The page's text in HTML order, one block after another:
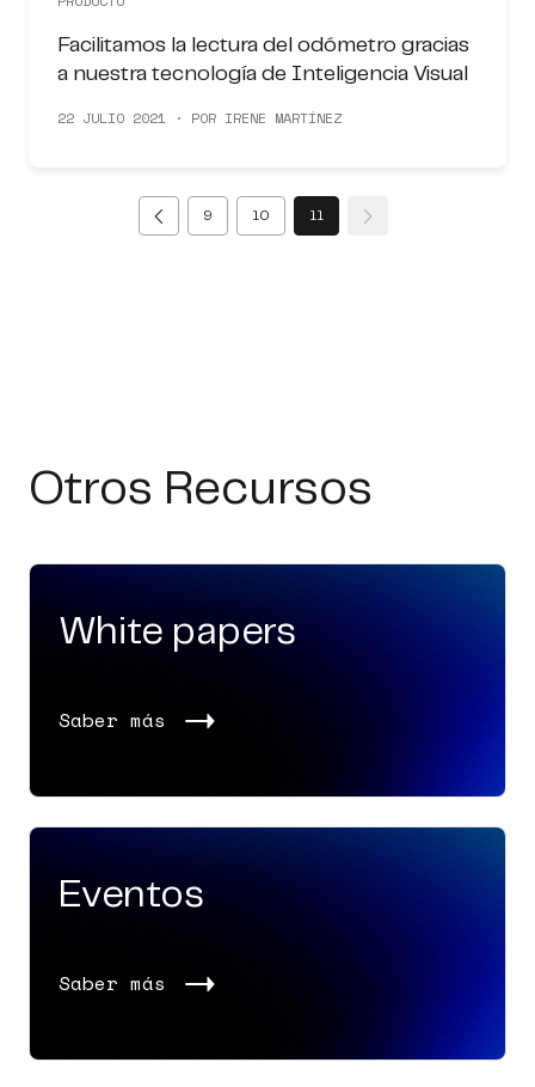
Facilitamos la lectura del odómetro gracias
a nuestra tecnología de Inteligencia Visual
22 JULIO 2021 · POR IRENE MARTÍNEZ
9 10 11 (current)
Otros Recursos
White papers
Saber más
Eventos
Saber más